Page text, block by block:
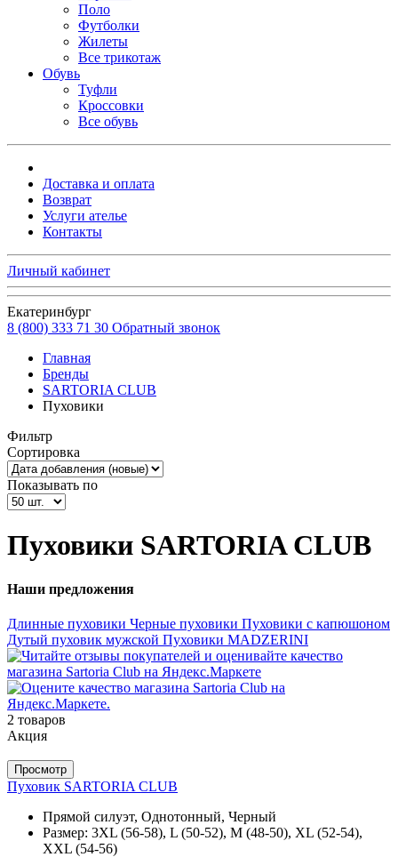
Поло
Футболки
Жилеты
Все трикотаж
Обувь
Туфли
Кроссовки
Все обувь
Доставка и оплата
Возврат
Услуги ателье
Контакты
Личный кабинет
Екатеринбург
8 (800) 333 71 30 Обратный звонок
Главная
Бренды
SARTORIA CLUB
Пуховики
Фильтр
Сортировка
Показывать по
Пуховики SARTORIA CLUB
Наши предложения
Длинные пуховики Черные пуховики Пуховики с капюшоном
Дутый пуховик мужской Пуховики MADZERINI
2 товаров
Акция
Просмотр
Пуховик SARTORIA CLUB
Прямой силуэт, Однотонный, Черный
Размер: 3XL (56-58), L (50-52), M (48-50), XL (52-54),
XXL (54-56)